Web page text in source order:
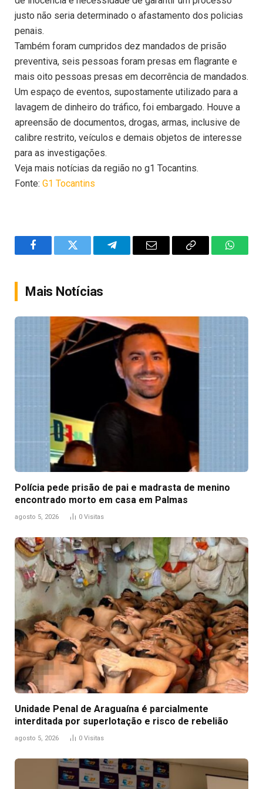
justo não seria determinado o afastamento dos policias
penais.
Também foram cumpridos dez mandados de prisão
preventiva, seis pessoas foram presas em flagrante e
mais oito pessoas presas em decorrência de mandados.
Um espaço de eventos, supostamente utilizado para a
lavagem de dinheiro do tráfico, foi embargado. Houve a
apreensão de documentos, drogas, armas, inclusive de
calibre restrito, veículos e demais objetos de interesse
para as investigações.
Veja mais notícias da região no g1 Tocantins.
Fonte: G1 Tocantins
FacebookTwitter TelegramEmail
Copy
Mais Notícias
Polícia pede prisão de pai e madrasta de menino
encontrado morto em casa em Palmas
agosto 5, 2026 0 Visitas
Unidade Penal de Araguaína é parcialmente
interditada por superlotação e risco de rebelião
agosto 5, 2026 0 Visitas